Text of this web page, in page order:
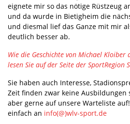
eignete mir so das nötige Rüstzeug
und da wurde in Bietigheim die
und diesmal lief das Ganze mit mir
deutlich besser ab.
Wie die Geschichte von Michael Kloiber
lesen Sie auf der Seite der SportRegion
Sie haben auch Interesse,
Zeit finden zwar keine Ausbildungen
aber gerne auf unsere Warteliste
einfach an info(@)wlv-sport.de